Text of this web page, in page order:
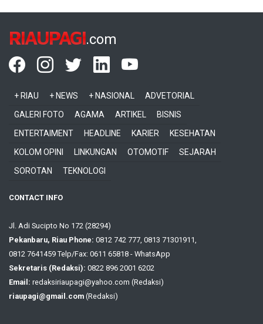
RIAUPAGI.com
+ RIAU + NEWS + NASIONAL
ADVETORIAL
GALERI FOTO
AGAMA ARTIKEL
BISNIS
ENTERTAIMENT
HEADLINE KARIER
KESEHATAN
KOLOM OPINI
LINKUNGAN OTOMOTIF
SEJARAH
SOROTAN
TEKNOLOGI
CONTACT INFO
Jl. Adi Sucipto No 172 (28294)
Pekanbaru, Riau Phone: 0812 742 777, 0813 71301911,
0812 7641459 Telp/Fax: 0611 65818 - WhatsApp
Sekretaris (Redaksi): 0822 896 2001 6202
Email: redaksiriaupagi@yahoo.com (Redaksi)
riaupagi@gmail.com (Redaksi)